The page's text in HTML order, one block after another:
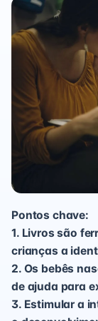
Pontos chave:
1. Livros são
crianças a
2. Os bebês
de ajuda para
3. Estimular a